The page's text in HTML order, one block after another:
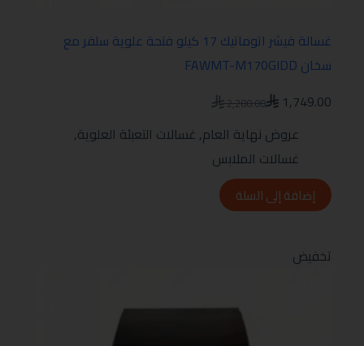
غسالة فيشر اتوماتيك 17 كيلو فتحة علوية سلفر مع
سخان FAWMT-M170GIDD
2,200.00
1,749.00
عروض نهاية العام, غسالات التعبئة العلوية,
غسالات الملابس
إضافة إلى السلة
تخفيض